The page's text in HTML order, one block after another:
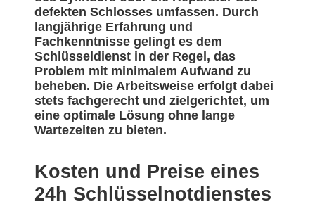
defekten Schlosses umfassen. Durch
langjährige Erfahrung und
Fachkenntnisse gelingt es dem
Schlüsseldienst in der Regel, das
Problem mit minimalem Aufwand zu
beheben. Die Arbeitsweise erfolgt dabei
stets fachgerecht und zielgerichtet, um
eine optimale Lösung ohne lange
Wartezeiten zu bieten.
Kosten und Preise eines
24h Schlüsselnotdienstes